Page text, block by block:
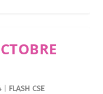
FLASH CSE